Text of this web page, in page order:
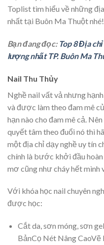
Toplist tìm hiểu về những
nhất tại Buôn Ma Thuột nhé!
Bạn đang đọc: Top 8 Địa
lượng nhất TP. Buôn Ma
Nail Thu Thủy
Nghề nail vất vả nhưng
và được làm theo đam mê
hạn nào cho đam mê cả.
quyết tâm theo đuổi nó thì
một địa chỉ dạy nghề uy tín
chính là bước khởi đầu
mơ cũng như cháy hết mình
Với khóa học nail chuyên
được học:
Cắt da, sơn móng, sơn
BảnCọ Nét Nâng